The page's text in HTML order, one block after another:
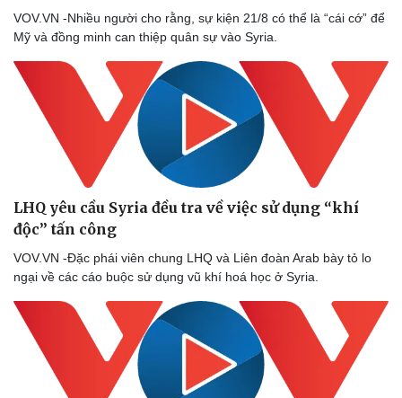
VOV.VN -Nhiều người cho rằng, sự kiện 21/8 có thể là “cái cớ” để
Mỹ và đồng minh can thiệp quân sự vào Syria.
LHQ yêu cầu Syria đều tra về việc sử dụng “khí
độc” tấn công
VOV.VN -Đặc phái viên chung LHQ và Liên đoàn Arab bày tỏ lo
ngại về các cáo buộc sử dụng vũ khí hoá học ở Syria.